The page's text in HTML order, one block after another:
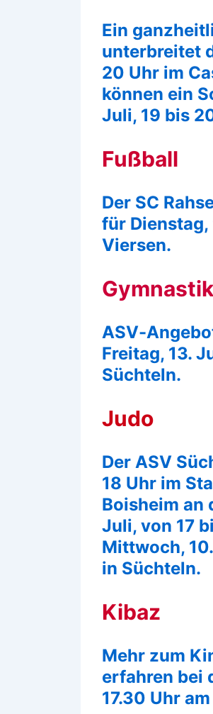
Ein
unterbreitet
20 Uhr im
können ein
Juli, 19 bis
Fußball
Der SC
für Dienstag,
Viersen.
ASV-
Freitag, 13.
Süchteln.
Judo
Der ASV
18 Uhr im
Boisheim an
Juli, von 17
Mittwoch,
in Süchteln.
Kibaz
Mehr zum
erfahren bei
17.30 Uhr